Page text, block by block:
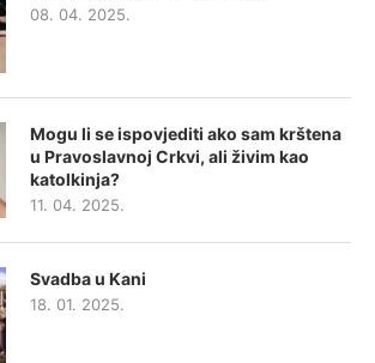
08. 04. 2025.
Mogu li se ispovjediti ako sam krštena
u Pravoslavnoj Crkvi, ali živim kao
katolkinja?
11. 04. 2025.
Svadba u Kani
18. 01. 2025.